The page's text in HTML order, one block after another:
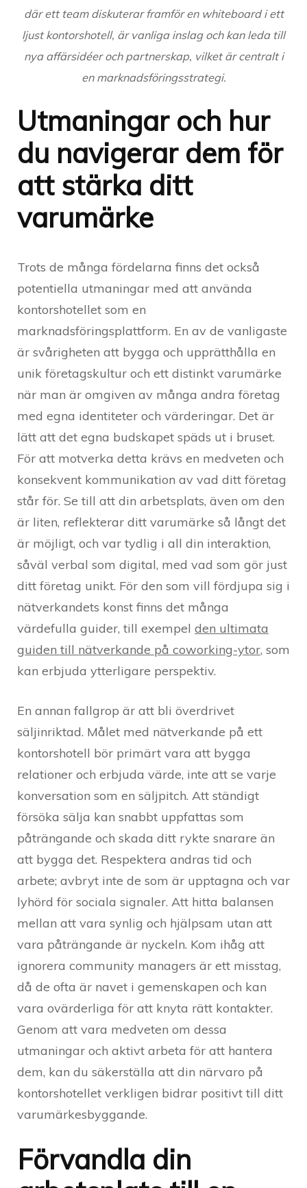
där ett team diskuterar framför en whiteboard i ett
ljust kontorshotell, är vanliga inslag och kan leda till
nya affärsidéer och partnerskap, vilket är centralt i
en marknadsföringsstrategi.
Utmaningar och hur
du navigerar dem för
att stärka ditt
varumärke
Trots de många fördelarna finns det också
potentiella utmaningar med att använda
kontorshotellet som en
marknadsföringsplattform. En av de vanligaste
är svårigheten att bygga och upprätthålla en
unik företagskultur och ett distinkt varumärke
när man är omgiven av många andra företag
med egna identiteter och värderingar. Det är
lätt att det egna budskapet späds ut i bruset.
För att motverka detta krävs en medveten och
konsekvent kommunikation av vad ditt företag
står för. Se till att din arbetsplats, även om den
är liten, reflekterar ditt varumärke så långt det
är möjligt, och var tydlig i all din interaktion,
såväl verbal som digital, med vad som gör just
ditt företag unikt. För den som vill fördjupa sig i
nätverkandets konst finns det många
värdefulla guider, till exempel den ultimata
guiden till nätverkande på coworking-ytor, som
kan erbjuda ytterligare perspektiv.
En annan fallgrop är att bli överdrivet
säljinriktad. Målet med nätverkande på ett
kontorshotell bör primärt vara att bygga
relationer och erbjuda värde, inte att se varje
konversation som en säljpitch. Att ständigt
försöka sälja kan snabbt uppfattas som
påträngande och skada ditt rykte snarare än
att bygga det. Respektera andras tid och
arbete; avbryt inte de som är upptagna och var
lyhörd för sociala signaler. Att hitta balansen
mellan att vara synlig och hjälpsam utan att
vara påträngande är nyckeln. Kom ihåg att
ignorera community managers är ett misstag,
då de ofta är navet i gemenskapen och kan
vara ovärderliga för att knyta rätt kontakter.
Genom att vara medveten om dessa
utmaningar och aktivt arbeta för att hantera
dem, kan du säkerställa att din närvaro på
kontorshotellet verkligen bidrar positivt till ditt
varumärkesbyggande.
Förvandla din